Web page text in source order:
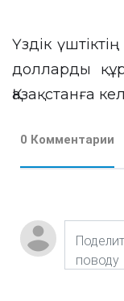
Үздік
долларды
Қазақстанға
0 Комментарии